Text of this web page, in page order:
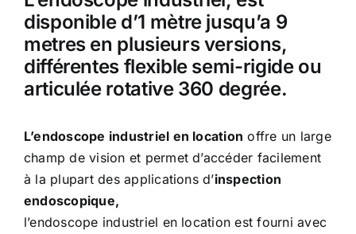
disponible d’1 mètre jusqu’a 9
metres en plusieurs versions,
différentes flexible semi-rigide ou
articulée rotative 360 degrée.
L’endoscope industriel en location offre un large
champ de vision et permet d’accéder facilement
à la plupart des applications d’inspection
endoscopique,
l’endoscope industriel en location est fourni avec